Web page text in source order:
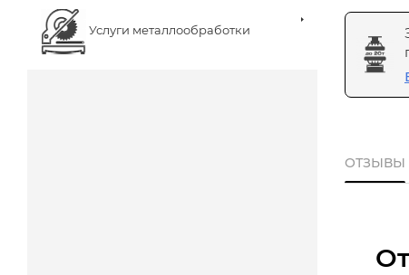
Услуги металлообработки
ОТЗЫВЫ